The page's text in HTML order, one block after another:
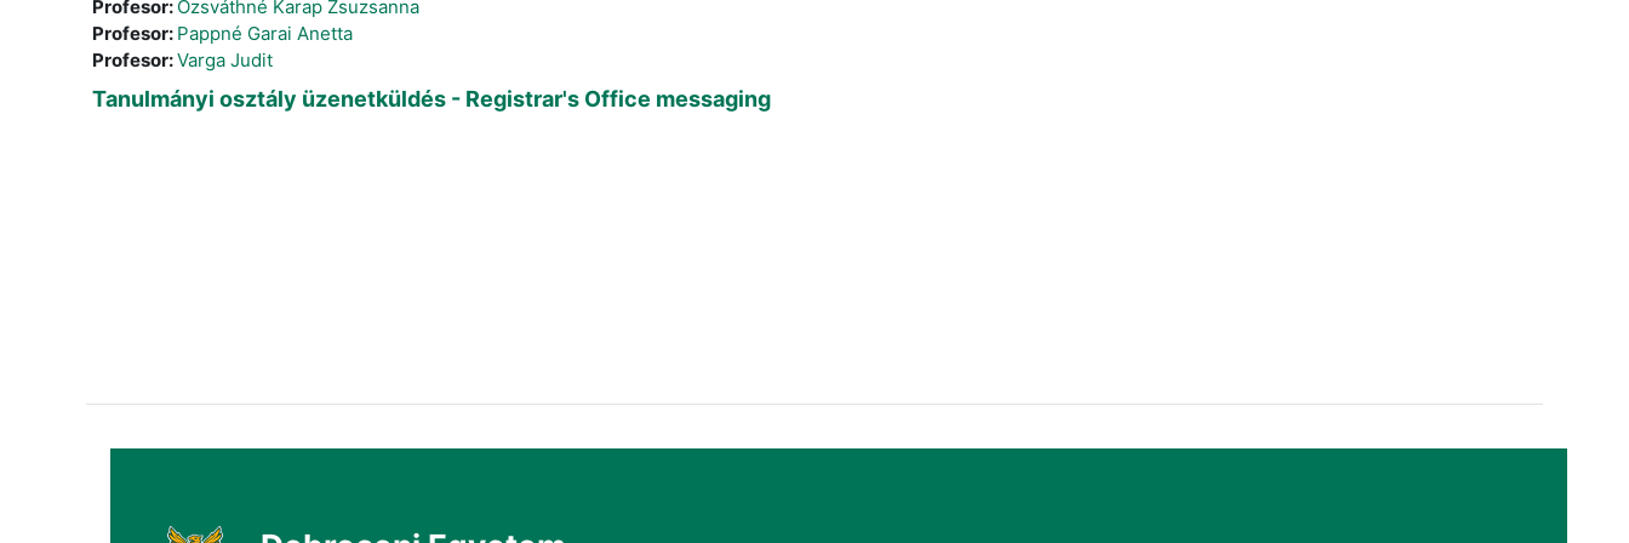
Profesor: Ozsváthné Karap Zsuzsanna
Profesor: Pappné Garai Anetta
Profesor:Varga Judit
Tanulmányi osztály üzenetküldés - Registrar's Office messaging